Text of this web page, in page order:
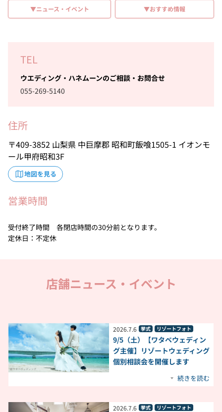
▼ニュース・イベント ▼おすすめ情報
TEL
ウエディング・ハネムーンのご相談・お問合せ
055-269-5140
住所
409-3852 山梨県 中巨摩郡 昭和町飯喰1505-1 イオンモ
ール甲府昭和3F
地図を見る
営業時間
受付終了時間 各閉店時間の30分前となります。
定休日：不定休
店舗ニュース・イベント
2026.7.6 挙式 リゾートフォト
9/5（土）【ワタベウェディン
グ主催】リゾートウェディング
個別相談会を開催します
続きを読む
2026.7.6 挙式 リゾートフォト